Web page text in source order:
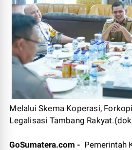
Melalui Skema Koperasi,
Legalisasi Tambang
GoSumatera.com - Pemerintah